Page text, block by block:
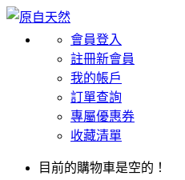
會員登入
註冊新會員
我的帳戶
訂單查詢
專屬優惠券
收藏清單
目前的購物車是空的！